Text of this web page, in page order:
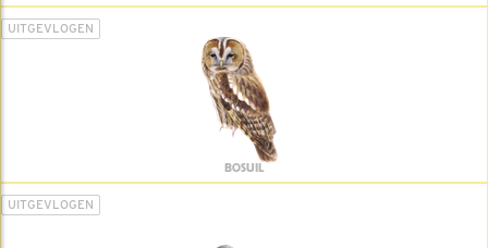
UITGEVLOGEN
BOSUIL
UITGEVLOGEN